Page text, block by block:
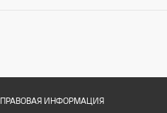
ПРАВОВАЯ ИНФОРМАЦИЯ